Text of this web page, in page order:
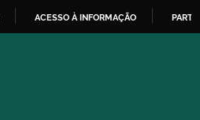
ACESSO À INFORMAÇÃO